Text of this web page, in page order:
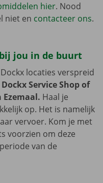
hier. Nood
niet en contacteer ons.
jou in de buurt
locaties verspreid
Service Shop of
Haal je
op. Het is namelijk
vervoer. Kom je met
voorzien om deze
van de